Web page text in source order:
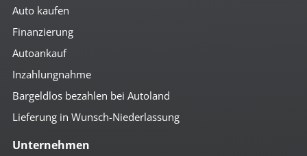
Auto kaufen
Finanzierung
Autoankauf
Inzahlungnahme
Bargeldlos bezahlen bei Autoland
Lieferung in Wunsch-Niederlassung
Unternehmen